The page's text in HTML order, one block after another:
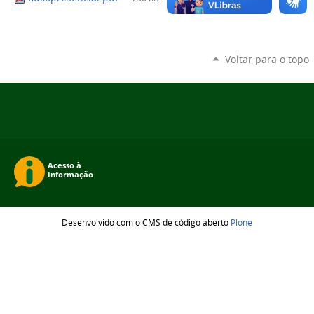
Voltar para o topo
Desenvolvido com o CMS de código aberto Plone